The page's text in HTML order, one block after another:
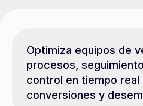
Optimiza equipos de
procesos,
control en tiempo real
conversiones y